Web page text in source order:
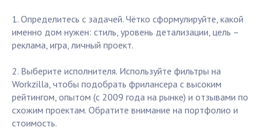
1. Определитесь с задачей. Чётко сформулируйте, какой
именно дом нужен: стиль, уровень детализации, цель –
реклама, игра, личный проект.
2. Выберите исполнителя. Используйте фильтры на
Workzilla, чтобы подобрать фрилансера с высоким
рейтингом, опытом (с 2009 года на рынке) и отзывами по
схожим проектам. Обратите внимание на портфолио и
стоимость.